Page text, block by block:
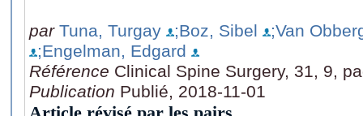
par Tuna, Turgay ;Boz, Sibel
;Van
;Engelman, Edgard
Référence Clinical Spine Surgery, 31, 9,
Publication Publié, 2018-11-01